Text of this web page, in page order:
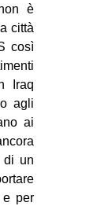
è
città
così
Iraq
agli
ai
di un
e per